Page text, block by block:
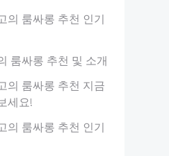
의 룸싸롱 추천 인기
룸싸롱 추천 및 소개
의 룸싸롱 추천 지금
세요!
의 룸싸롱 추천 인기